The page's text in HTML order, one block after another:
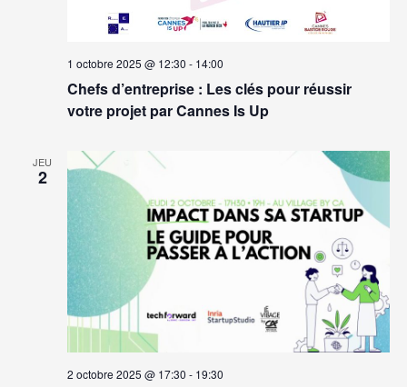
Chefs d’entreprise : Les clés pour réussir
votre projet par Cannes Is Up
1 octobre 2025 @ 12:30 - 14:00
JEU
2
2 octobre 2025 @ 17:30 - 19:30